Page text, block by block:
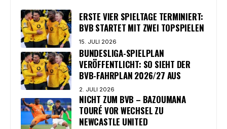
ERSTE VIER SPIELTAGE TERMINIERT:
BVB STARTET MIT ZWEI TOPSPIELEN
15. JULI 2026
BUNDESLIGA-SPIELPLAN
VERÖFFENTLICHT: SO SIEHT DER
BVB-FAHRPLAN 2026/27 AUS
2. JULI 2026
NICHT ZUM BVB – BAZOUMANA
TOURÉ VOR WECHSEL ZU
NEWCASTLE UNITED